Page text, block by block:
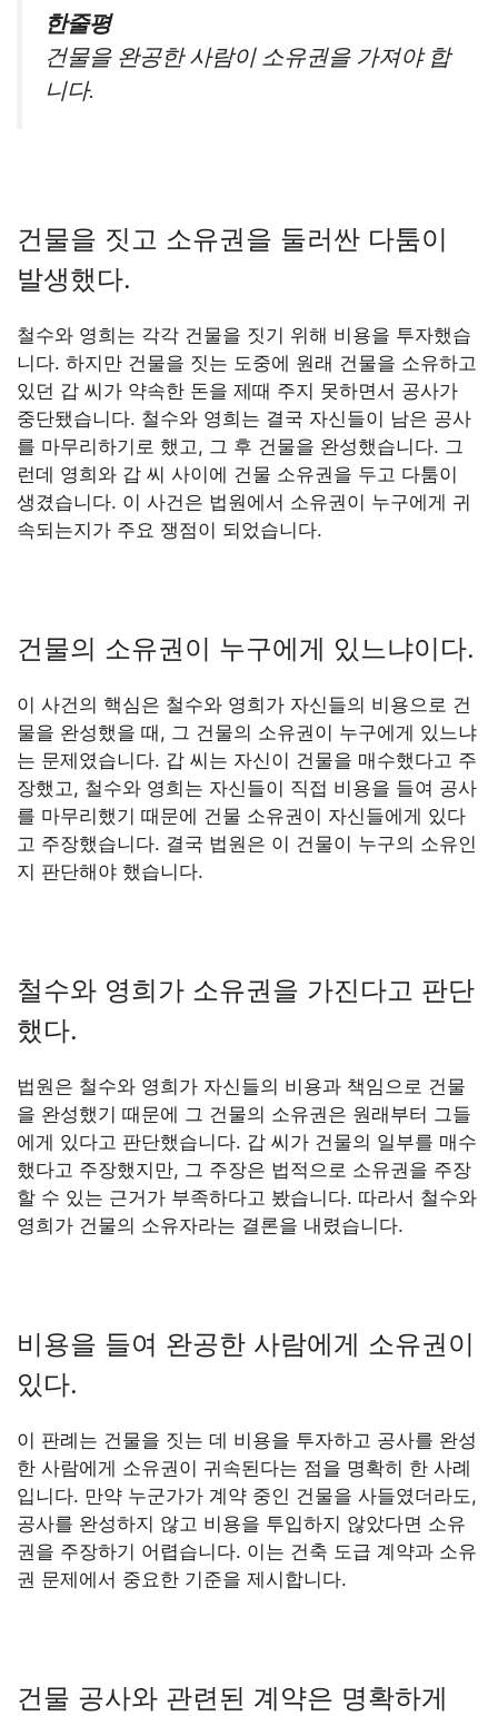
한줄평
건물을 완공한 사람이 소유권을 가져야 합
니다.
건물을 짓고 소유권을 둘러싼 다툼이
발생했다.
철수와 영희는 각각 건물을 짓기 위해 비용을 투자했습
니다. 하지만 건물을 짓는 도중에 원래 건물을 소유하고
있던 갑 씨가 약속한 돈을 제때 주지 못하면서 공사가
중단됐습니다. 철수와 영희는 결국 자신들이 남은 공사
를 마무리하기로 했고, 그 후 건물을 완성했습니다. 그
런데 영희와 갑 씨 사이에 건물 소유권을 두고 다툼이
생겼습니다. 이 사건은 법원에서 소유권이 누구에게 귀
속되는지가 주요 쟁점이 되었습니다.
건물의 소유권이 누구에게 있느냐이다.
이 사건의 핵심은 철수와 영희가 자신들의 비용으로 건
물을 완성했을 때, 그 건물의 소유권이 누구에게 있느냐
는 문제였습니다. 갑 씨는 자신이 건물을 매수했다고 주
장했고, 철수와 영희는 자신들이 직접 비용을 들여 공사
를 마무리했기 때문에 건물 소유권이 자신들에게 있다
고 주장했습니다. 결국 법원은 이 건물이 누구의 소유인
지 판단해야 했습니다.
철수와 영희가 소유권을 가진다고 판단
했다.
법원은 철수와 영희가 자신들의 비용과 책임으로 건물
을 완성했기 때문에 그 건물의 소유권은 원래부터 그들
에게 있다고 판단했습니다. 갑 씨가 건물의 일부를 매수
했다고 주장했지만, 그 주장은 법적으로 소유권을 주장
할 수 있는 근거가 부족하다고 봤습니다. 따라서 철수와
영희가 건물의 소유자라는 결론을 내렸습니다.
비용을 들여 완공한 사람에게 소유권이
있다.
이 판례는 건물을 짓는 데 비용을 투자하고 공사를 완성
한 사람에게 소유권이 귀속된다는 점을 명확히 한 사례
입니다. 만약 누군가가 계약 중인 건물을 사들였더라도,
공사를 완성하지 않고 비용을 투입하지 않았다면 소유
권을 주장하기 어렵습니다. 이는 건축 도급 계약과 소유
권 문제에서 중요한 기준을 제시합니다.
건물 공사와 관련된 계약은 명확하게